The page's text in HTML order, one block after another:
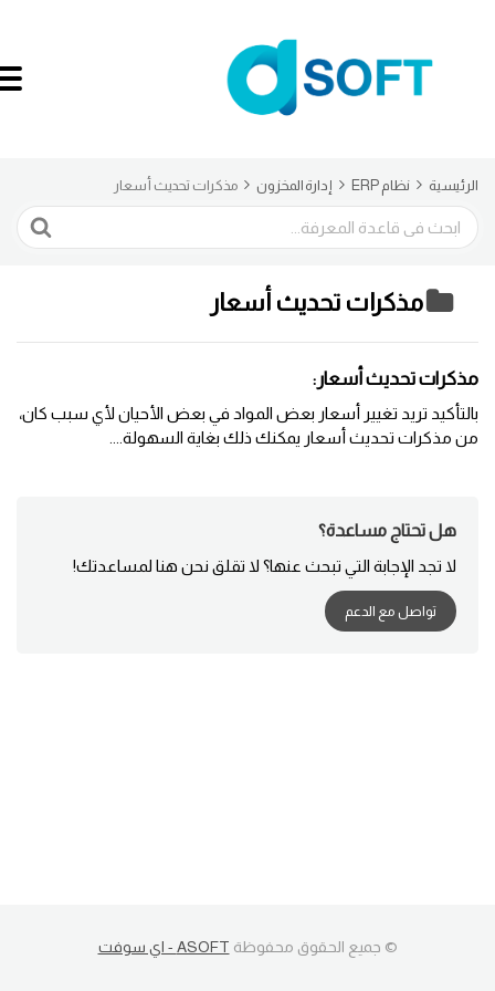
الرئيسية نظام ERP إدارة المخزون مذكرات تحديث أسعار
البحث
مذكرات تحديث أسعار
مذكرات تحديث أسعار:
بالتأكيد تريد تغيير أسعار بعض المواد في بعض الأحيان لأي سبب كان،
من مذكرات تحديث أسعار يمكنك ذلك بغاية السهولة....
هل تحتاج مساعدة؟
لا تجد الإجابة التي تبحث عنها؟ لا تقلق نحن هنا لمساعدتك!
تواصل مع الدعم
© جميع الحقوق محفوظةASOFT - اي سوفت